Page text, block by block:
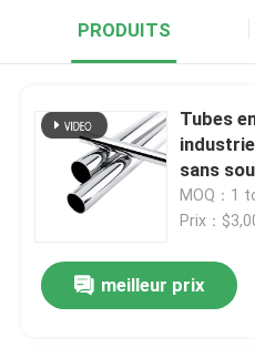
PRODUITS
Tubes
sans
MOQ：1
Prix：
meilleur prix